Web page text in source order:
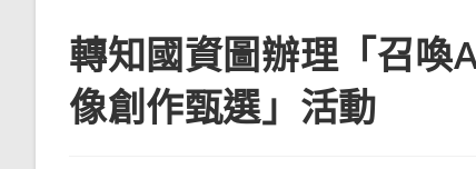
轉知國資圖辦理「召
像創作甄選」活動